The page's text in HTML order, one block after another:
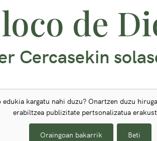
de
Cercasekin
edukia kargatu nahi duzu? Onartzen duzu
erabiltzea publizitate pertsonalizatua
Oraingoan bakarrik Beti